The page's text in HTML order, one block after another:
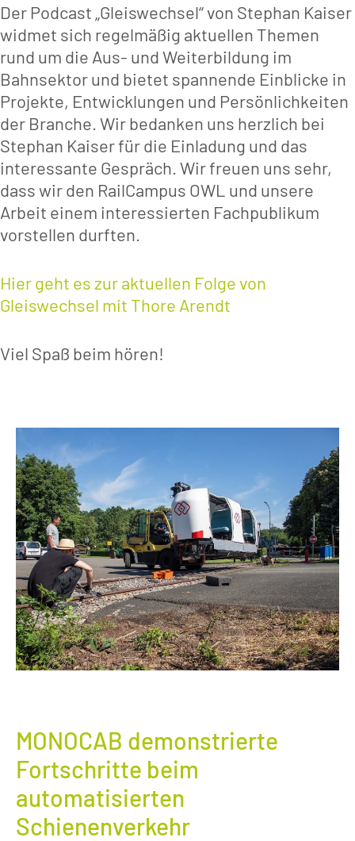
Der Podcast „Gleiswechsel“ von Stephan Kaiser
widmet sich regelmäßig aktuellen Themen
rund um die Aus- und Weiterbildung im
Bahnsektor und bietet spannende Einblicke in
Projekte, Entwicklungen und Persönlichkeiten
der Branche. Wir bedanken uns herzlich bei
Stephan Kaiser für die Einladung und das
interessante Gespräch. Wir freuen uns sehr,
dass wir den RailCampus OWL und unsere
Arbeit einem interessierten Fachpublikum
vorstellen durften.
Hier geht es zur aktuellen Folge von
Gleiswechsel mit Thore Arendt
Viel Spaß beim hören!
MONOCAB demonstrierte
Fortschritte beim
automatisierten
Schienenverkehr